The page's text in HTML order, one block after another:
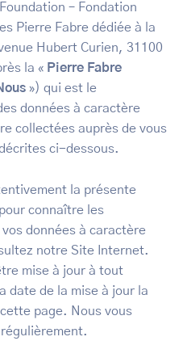
– Fondation
Pierre Fabre dédiée à la
Hubert Curien, 31100
la « Pierre Fabre
») qui est le
données à caractère
collectées auprès de vous
ci-dessous.
la présente
connaître les
données à caractère
notre Site Internet.
mise à jour à tout
date de la mise à jour la
page. Nous vous